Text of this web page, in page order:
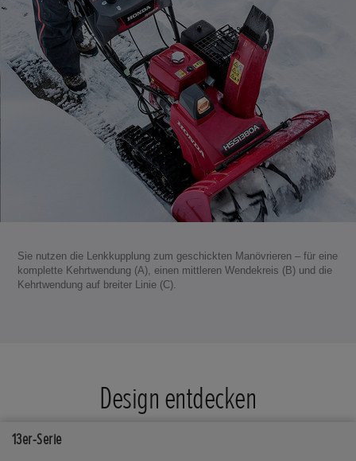
13er-Serie
Sie nutzen die Lenkkupplung zum geschickten Manövrieren – für eine
komplette Kehrtwendung (A), einen mittleren Wendekreis (B) und die
Kehrtwendung auf breiter Linie (C).
Design entdecken
Ausstattungen, die eine Honda Schneefräse noch
bedienerfreundlicher machen. So macht die Arbeit einfach